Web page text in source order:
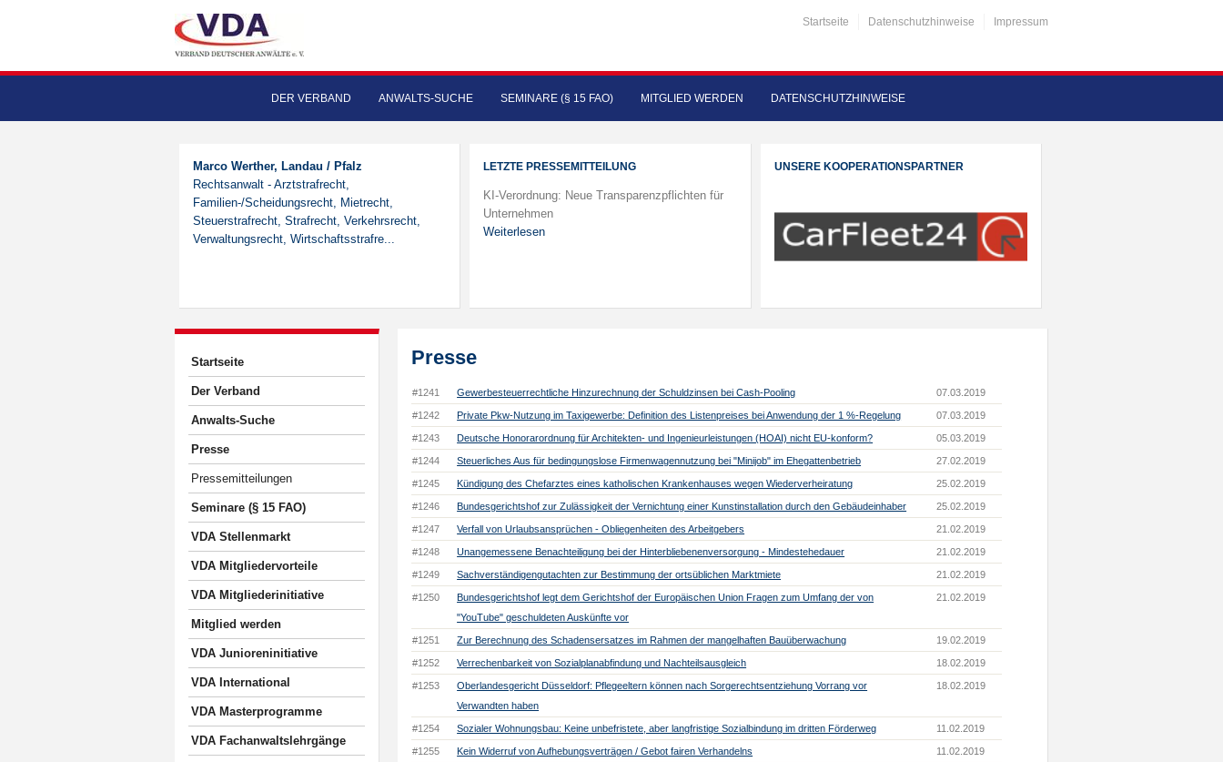
Startseite Datenschutzhinweise Impressum
DER VERBAND ANWALTS-SUCHE SEMINARE (§ 15 FAO) MITGLIED WERDEN DATENSCHUTZHINWEISE
Marco Werther, Landau / Pfalz
Rechtsanwalt - Arztstrafrecht,
Familien-/Scheidungsrecht, Mietrecht,
Steuerstrafrecht, Strafrecht, Verkehrsrecht,
Verwaltungsrecht, Wirtschaftsstrafre...
LETZTE PRESSEMITTEILUNG
KI-Verordnung: Neue Transparenzpflichten für
Unternehmen
Weiterlesen
UNSERE KOOPERATIONSPARTNER
Startseite
Der Verband
Anwalts-Suche
Presse
Pressemitteilungen
Seminare (§ 15 FAO)
VDA Stellenmarkt
VDA Mitgliedervorteile
VDA Mitgliederinitiative
Mitglied werden
VDA Junioreninitiative
VDA International
VDA Masterprogramme
VDA Fachanwaltslehrgänge
Presse
#1241 Gewerbesteuerrechtliche Hinzurechnung der Schuldzinsen bei Cash-Pooling 07.03.2019
#1242 Private Pkw-Nutzung im Taxigewerbe: Definition des Listenpreises bei Anwendung der 1 %-Regelung 07.03.2019
#1243 Deutsche Honorarordnung für Architekten- und Ingenieurleistungen (HOAI) nicht EU-konform? 05.03.2019
#1244 Steuerliches Aus für bedingungslose Firmenwagennutzung bei "Minijob" im Ehegattenbetrieb 27.02.2019
#1245 Kündigung des Chefarztes eines katholischen Krankenhauses wegen Wiederverheiratung 25.02.2019
#1246 Bundesgerichtshof zur Zulässigkeit der Vernichtung einer Kunstinstallation durch den Gebäudeinhaber 25.02.2019
#1247 Verfall von Urlaubsansprüchen - Obliegenheiten des Arbeitgebers 21.02.2019
#1248 Unangemessene Benachteiligung bei der Hinterbliebenenversorgung - Mindestehedauer 21.02.2019
#1249 Sachverständigengutachten zur Bestimmung der ortsüblichen Marktmiete 21.02.2019
#1250
Bundesgerichtshof legt dem Gerichtshof der Europäischen Union Fragen zum Umfang der von
"YouTube" geschuldeten Auskünfte vor
21.02.2019
#1251 Zur Berechnung des Schadensersatzes im Rahmen der mangelhaften Bauüberwachung 19.02.2019
#1252 Verrechenbarkeit von Sozialplanabfindung und Nachteilsausgleich 18.02.2019
#1253
Oberlandesgericht Düsseldorf: Pflegeeltern können nach Sorgerechtsentziehung Vorrang vor
Verwandten haben
18.02.2019
#1254 Sozialer Wohnungsbau: Keine unbefristete, aber langfristige Sozialbindung im dritten Förderweg 11.02.2019
#1255 Kein Widerruf von Aufhebungsverträgen / Gebot fairen Verhandelns 11.02.2019